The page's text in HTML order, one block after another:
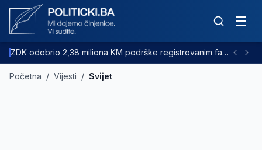
ZDK odobrio 2,38 miliona KM podrške registrovanim farmama goveda
Početna / Vijesti / Svijet